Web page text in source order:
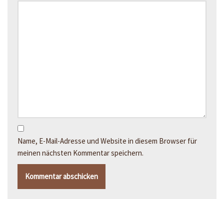
Name, E-Mail-Adresse und Website in diesem Browser für
meinen nächsten Kommentar speichern.